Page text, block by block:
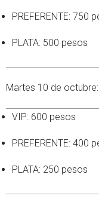
PREFERENTE: 750
PLATA: 500 pesos
Martes 10 de
VIP: 600 pesos
PREFERENTE: 400
PLATA: 250 pesos